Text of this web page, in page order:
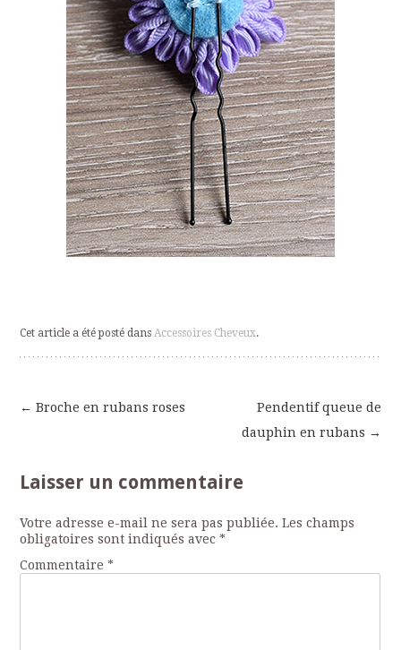
Cet article a été posté dans Accessoires Cheveux.
Navigation
des
articles
← Broche en rubans roses
Pendentif queue de
dauphin en rubans →
Laisser un commentaire
Votre adresse e-mail ne sera pas publiée. Les champs
obligatoires sont indiqués avec*
Commentaire*